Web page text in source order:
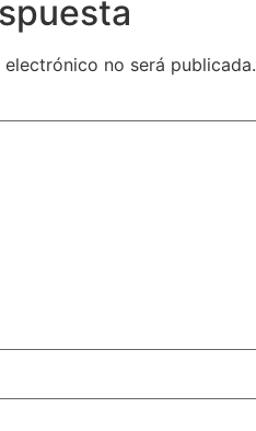
no será publicada.